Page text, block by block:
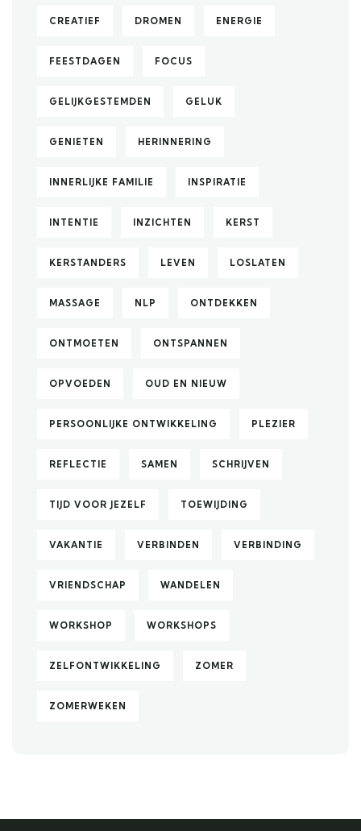
CREATIEF DROMEN ENERGIE
FEESTDAGEN FOCUS
GELIJKGESTEMDEN GELUK
GENIETEN HERINNERING
INNERLIJKE FAMILIE INSPIRATIE
INTENTIE INZICHTEN KERST
KERSTANDERS LEVEN LOSLATEN
MASSAGE NLP ONTDEKKEN
ONTMOETEN ONTSPANNEN
OPVOEDEN OUD EN NIEUW
PERSOONLIJKE ONTWIKKELING PLEZIER
REFLECTIE SAMEN SCHRIJVEN
TIJD VOOR JEZELF TOEWIJDING
VAKANTIE VERBINDEN VERBINDING
VRIENDSCHAP WANDELEN
WORKSHOP WORKSHOPS
ZELFONTWIKKELING ZOMER
ZOMERWEKEN